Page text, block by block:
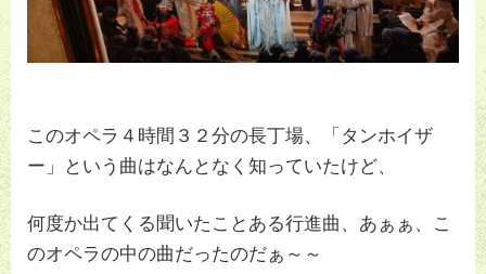
このオペラ４時間３２分の長丁場、「タンホイザ
ー」という曲はなんとなく知っていたけど、
何度か出てくる聞いたことある行進曲、あぁぁ、こ
のオペラの中の曲だったのだぁ～～